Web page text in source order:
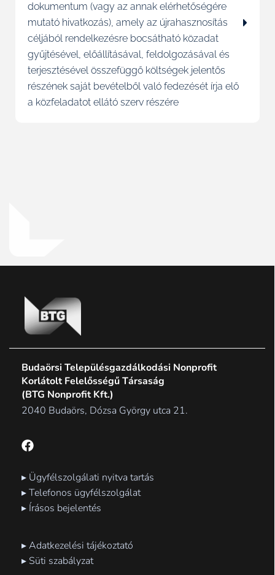
dokumentum (vagy az annak elérhetőségére
mutató hivatkozás), amely az újrahasznosítás
céljából rendelkezésre bocsátható közadat
gyűjtésével, előállításával, feldolgozásával és
terjesztésével összefüggő költségek jelentős
részének saját bevételből való fedezését írja elő
a közfeladatot ellátó szerv részére
Budaörsi Településgazdálkodási Nonprofit
Korlátolt Felelősségű Társaság
(BTG Nonprofit Kft.)
2040 Budaörs, Dózsa György utca 21.
F
a
e
b
o
o
▸ Ügyfélszolgálati nyitva tartás
▸ Telefonos ügyfélszolgálat
▸ Írásos bejelentés
▸ Adatkezelési tájékoztató
▸ Süti szabályzat